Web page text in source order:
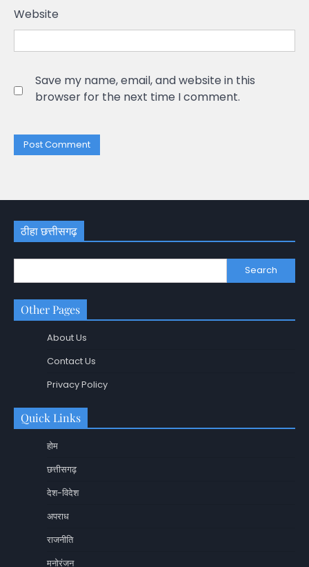
Website
Save my name, email, and website in this
browser for the next time I comment.
ठीहा छत्तीसगढ़
Search
Other Pages
About Us
Contact Us
Privacy Policy
Quick Links
होम
छत्तीसगढ़
देश-विदेश
अपराध
राजनीति
मनोरंजन